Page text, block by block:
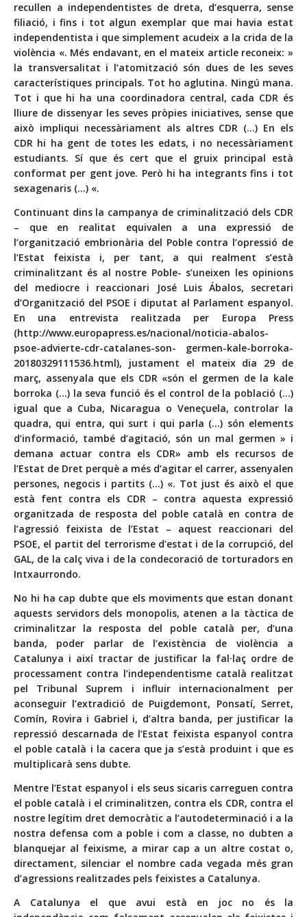
recullen a independentistes de dreta, d’esquerra, sense
filiació, i fins i tot algun exemplar que mai havia estat
independentista i que simplement acudeix a la crida de la
violència «. Més endavant, en el mateix article reconeix: »
la transversalitat i l’atomització són dues de les seves
característiques principals. Tot ho aglutina. Ningú mana.
Tot i que hi ha una coordinadora central, cada CDR és
lliure de dissenyar les seves pròpies iniciatives, sense que
això impliqui necessàriament als altres CDR (…) En els
CDR hi ha gent de totes les edats, i no necessàriament
estudiants. Sí que és cert que el gruix principal està
conformat per gent jove. Però hi ha integrants fins i tot
sexagenaris (…) «.
Continuant dins la campanya de criminalització dels CDR
– que en realitat equivalen a una expressió de
l’organització embrionària del Poble contra l’opressió de
l’Estat feixista i, per tant, a qui realment s’està
criminalitzant és al nostre Poble- s’uneixen les opinions
del mediocre i reaccionari José Luis Ábalos, secretari
d’Organització del PSOE i diputat al Parlament espanyol.
En una entrevista realitzada per Europa Press
(http://www.europapress.es/nacional/noticia-abalos-
psoe-advierte-cdr-catalanes-son- germen-kale-borroka-
20180329111536.html), justament el mateix dia 29 de
març, assenyala que els CDR «són el germen de la kale
borroka (…) la seva funció és el control de la població (…)
igual que a Cuba, Nicaragua o Veneçuela, controlar la
quadra, qui entra, qui surt i qui parla (…) són elements
d’informació, també d’agitació, són un mal germen » i
demana actuar contra els CDR» amb els recursos de
l’Estat de Dret perquè a més d’agitar el carrer, assenyalen
persones, negocis i partits (…) «. Tot just és això el que
està fent contra els CDR – contra aquesta expressió
organitzada de resposta del poble català en contra de
l’agressió feixista de l’Estat – aquest reaccionari del
PSOE, el partit del terrorisme d’estat i de la corrupció, del
GAL, de la calç viva i de la condecoració de torturadors en
Intxaurrondo.
No hi ha cap dubte que els moviments que estan donant
aquests servidors dels monopolis, atenen a la tàctica de
criminalitzar la resposta del poble català per, d’una
banda, poder parlar de l’existència de violència a
Catalunya i així tractar de justificar la fal·laç ordre de
processament contra l’independentisme català realitzat
pel Tribunal Suprem i influir internacionalment per
aconseguir l’extradició de Puigdemont, Ponsatí, Serret,
Comín, Rovira i Gabriel i, d’altra banda, per justificar la
repressió descarnada de l’Estat feixista espanyol contra
el poble català i la cacera que ja s’està produint i que es
multiplicarà sens dubte.
Mentre l’Estat espanyol i els seus sicaris carreguen contra
el poble català i el criminalitzen, contra els CDR, contra el
nostre legítim dret democràtic a l’autodeterminació i a la
nostra defensa com a poble i com a classe, no dubten a
blanquejar al feixisme, a mirar cap a un altre costat o,
directament, silenciar el nombre cada vegada més gran
d’agressions realitzades pels feixistes a Catalunya.
A Catalunya el que avui està en joc no és la